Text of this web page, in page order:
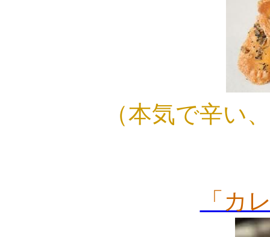
（本気で辛い
「カ